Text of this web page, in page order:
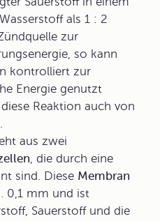
als 1 : 2
zur
so kann
kontrolliert zur
Energie genutzt
Reaktion auch von
aus zwei
, die durch eine
sind. Diese Membran
0,1 mm und ist
Sauerstoff und die